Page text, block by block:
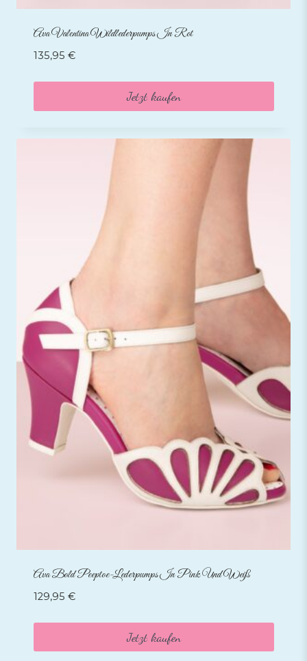
Ava Valentina Wildlederpumps In Rot
135,95 €
Jetzt kaufen
Ava Bold Peeptoe-Lederpumps In Pink Und Weiß
129,95 €
Jetzt kaufen